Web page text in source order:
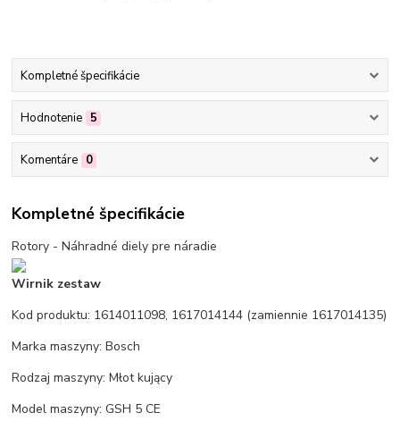
Kompletné špecifikácie
Hodnotenie 5
Komentáre 0
Kompletné špecifikácie
Rotory - Náhradné diely pre náradie
Wirnik zestaw
Kod produktu: 1614011098, 1617014144 (zamiennie 1617014135)
Marka maszyny: Bosch
Rodzaj maszyny: Młot kujący
Model maszyny: GSH 5 CE